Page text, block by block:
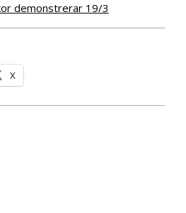
demonstrerar 19/3
X